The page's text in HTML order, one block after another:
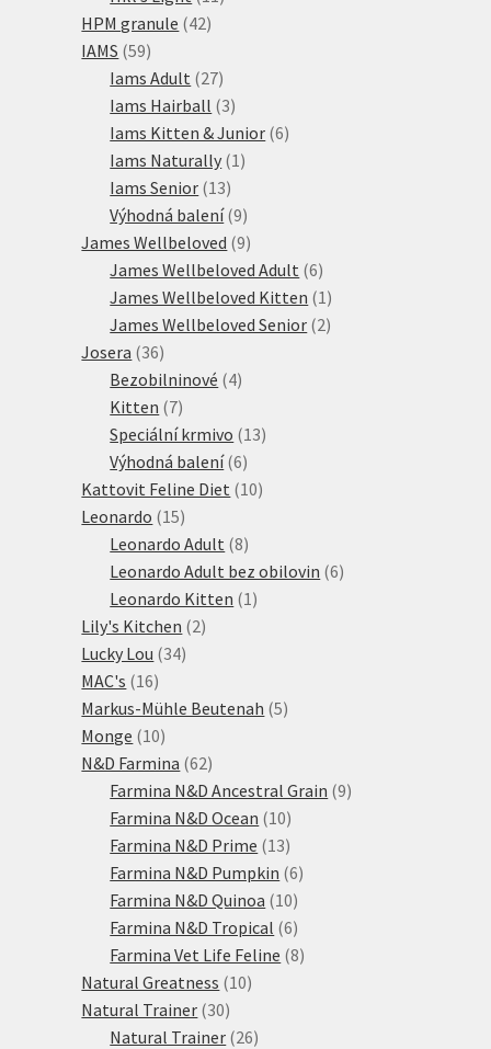
HPM granule 4242
IAMS 5959
produktů
Iams Adult 2727
produktů
Iams Hairball 33
produkty
Iams Kitten & Junior 66
Iams Naturally 1 1
Iams Senior 1313
produktů
Výhodná balení 99
produktů
James Wellbeloved 99
produktů
James Wellbeloved Adult 66
produktů
James Wellbeloved Kitten 1 1
produkt
James Wellbeloved Senior 22
Josera 3636
produktů
Bezobilninové 44
Kitten 77
produktů
Speciální krmivo 1313
Výhodná balení 66
produktů
Kattovit Feline Diet 1010
Leonardo 1515
produktů
Leonardo Adult 88
produktů
Leonardo Adult bez obilovin 66
Leonardo Kitten 1 1
Lily's Kitchen 22
Lucky Lou 3434
MAC's 1616
produktů
Markus-Mühle Beutenah 55
Monge 1010
produktů
N&D Farmina 6262
produktů
Farmina N&D Ancestral Grain 99
Farmina N&D Ocean 1010
produktů
Farmina N&D Prime 1313
produktů
Farmina N&D Pumpkin 66
Farmina N&D Quinoa 1010
produktů
Farmina N&D Tropical 66
produktů
Farmina Vet Life Feline 88
Natural Greatness 1010
Natural Trainer 3030
produktů
Natural Trainer 2626